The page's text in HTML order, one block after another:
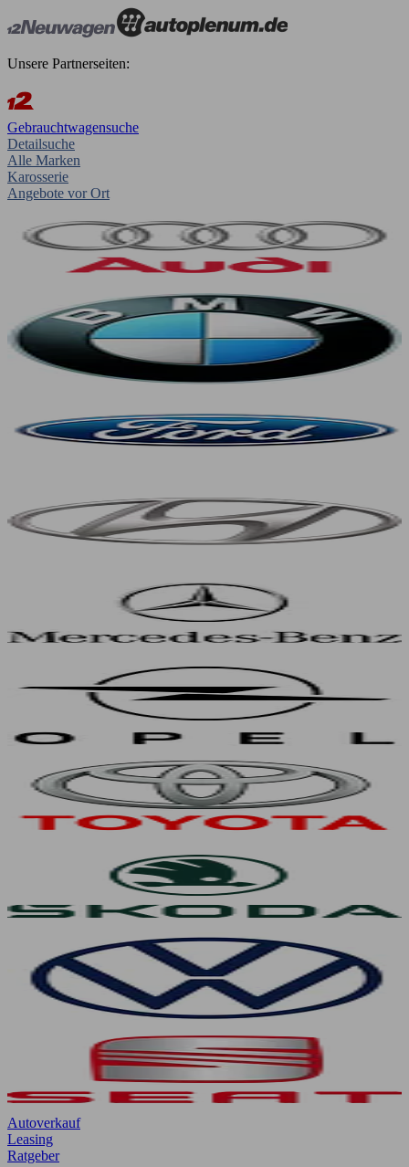
Unsere Partnerseiten:
Gebrauchtwagensuche
Detailsuche
Alle Marken
Karosserie
Angebote vor Ort
Autoverkauf
Leasing
Ratgeber